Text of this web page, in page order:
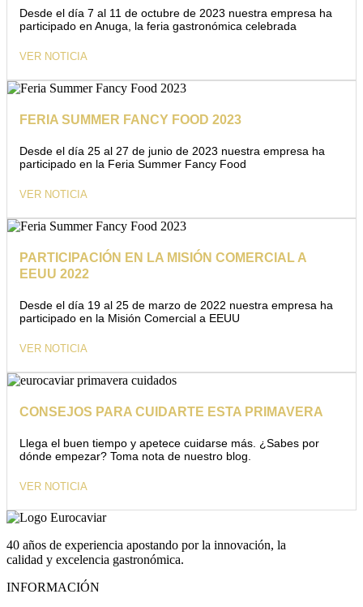
Desde el día 7 al 11 de octubre de 2023 nuestra empresa ha
participado en Anuga, la feria gastronómica celebrada
VER NOTICIA
FERIA SUMMER FANCY FOOD 2023
Desde el día 25 al 27 de junio de 2023 nuestra empresa ha
participado en la Feria Summer Fancy Food
VER NOTICIA
PARTICIPACIÓN EN LA MISIÓN COMERCIAL A
EEUU 2022
Desde el día 19 al 25 de marzo de 2022 nuestra empresa ha
participado en la Misión Comercial a EEUU
VER NOTICIA
CONSEJOS PARA CUIDARTE ESTA PRIMAVERA
Llega el buen tiempo y apetece cuidarse más. ¿Sabes por
dónde empezar? Toma nota de nuestro blog.
VER NOTICIA
40 años de experiencia apostando por la innovación, la
calidad y excelencia gastronómica.
INFORMACIÓN